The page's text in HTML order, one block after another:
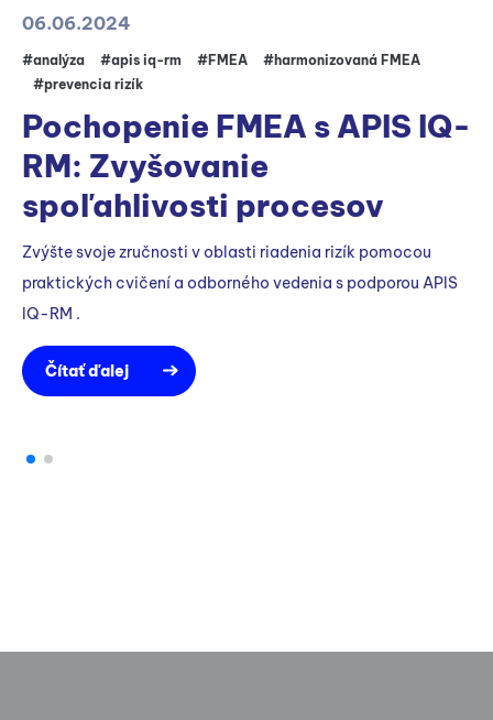
06.06.2024
#analýza #apis iq-rm #FMEA
#harmonizovaná FMEA
#prevencia rizík
Pochopenie FMEA s APIS IQ-
RM: Zvyšovanie
spoľahlivosti procesov
Zvýšte svoje zručnosti v oblasti riadenia rizík pomocou
praktických cvičení a odborného vedenia s podporou APIS
IQ-RM .
Čítať ďalej